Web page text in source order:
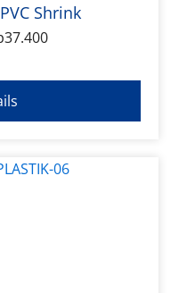
Shrink
37.400